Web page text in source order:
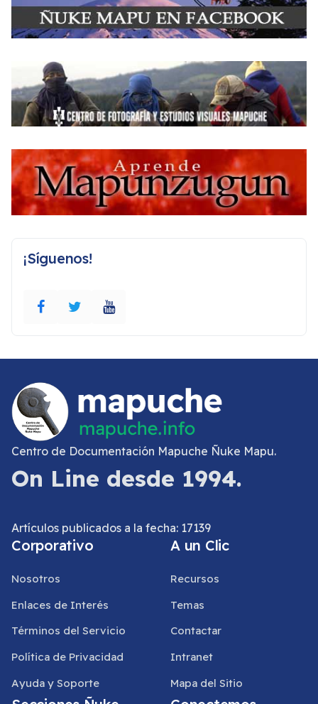
¡Síguenos!
Centro de Documentación Mapuche Ñuke Mapu.
On Line desde 1994.
Artículos publicados a la fecha: 17139
Corporativo
Nosotros
Enlaces de Interés
Términos del Servicio
Política de Privacidad
Ayuda y Soporte
A un Clic
Recursos
Temas
Contactar
Intranet
Mapa del Sitio